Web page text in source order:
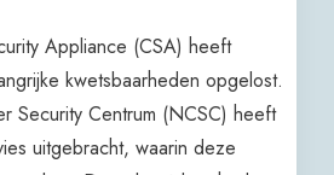
Appliance (CSA) heeft
kwetsbaarheden opgelost.
Security Centrum (NCSC) heeft
uitgebracht, waarin deze